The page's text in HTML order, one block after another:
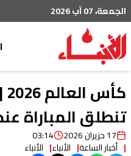
الجمعة، 07 آب 2026
تنطلق المباراة عند الساعة 7:00
17 حزيران 2026 03:14
أخبار الساعة الأنباء الأنباء